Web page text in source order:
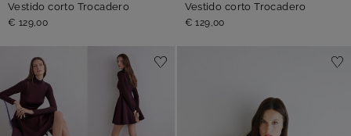
Vestido corto Trocadero
€ 129,00
Vestido corto Trocadero
€ 129,00